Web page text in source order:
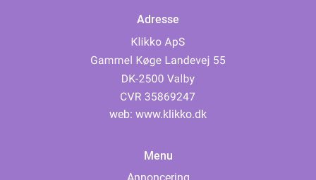
Adresse
web: www.klikko.dk
Menu